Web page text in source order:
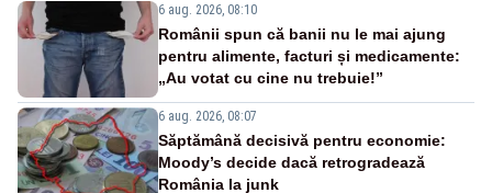
6 aug. 2026, 08:10
Românii spun că banii nu le mai ajung
pentru alimente, facturi și medicamente:
„Au votat cu cine nu trebuie!”
6 aug. 2026, 08:07
Săptămână decisivă pentru economie:
Moody’s decide dacă retrogradează
România la junk